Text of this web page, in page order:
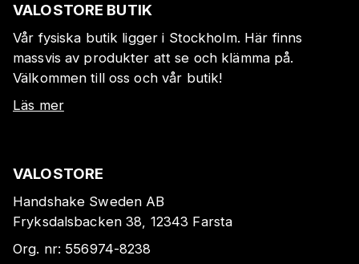
VALOSTORE BUTIK
Vår fysiska butik ligger i Stockholm. Här finns
massvis av produkter att se och klämma på.
Välkommen till oss och vår butik!
Läs mer
VALOSTORE
Handshake Sweden AB
Fryksdalsbacken 38, 12343 Farsta
Org. nr: 556974-8238